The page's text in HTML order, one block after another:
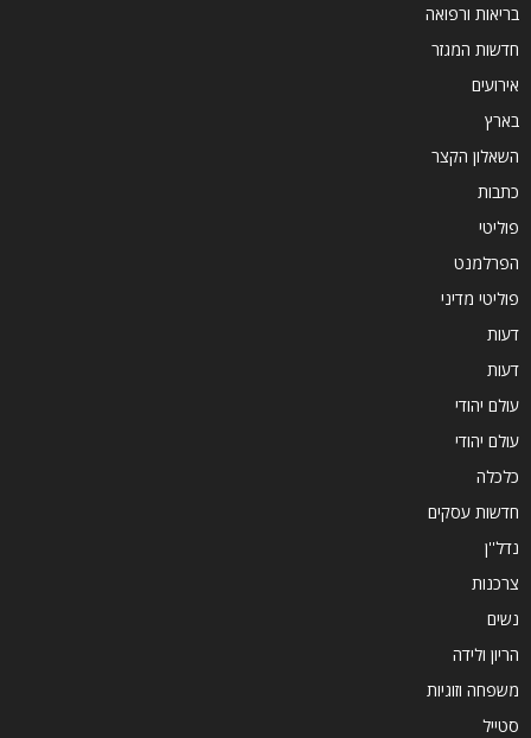
בריאות ורפואה
חדשות המגזר
אירועים
בארץ
השאלון הקצר
כתבות
פוליטי
הפרלמנט
פוליטי מדיני
דעות
דעות
עולם יהודי
עולם יהודי
כלכלה
חדשות עסקים
נדל''ן
צרכנות
נשים
הריון ולידה
משפחה וזוגיות
סטייל